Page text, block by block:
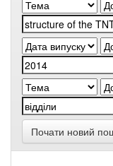
Почати новий